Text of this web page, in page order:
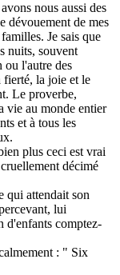
nous aussi des
dévouement de mes
Je sais que
nuits, souvent
ou l'autre des
fierté, la joie et le
Le proverbe,
vie au monde entier
et à tous les
plus ceci est vrai
décimé
qui attendait son
lui
d'enfants comptez-
: " Six